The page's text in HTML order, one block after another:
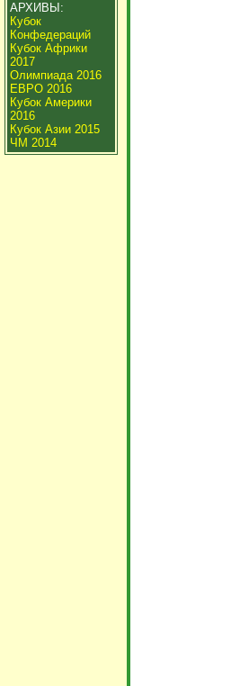
АРХИВЫ:
Кубок
Конфедераций
Кубок Африки
2017
Олимпиада 2016
ЕВРО 2016
Кубок Америки
2016
Кубок Азии 2015
ЧМ 2014